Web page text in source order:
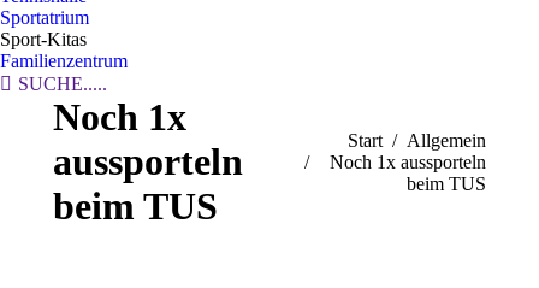
Sportatrium
Sport-Kitas
Familienzentrum
Search:
SUCHE.....
Noch 1x
aussporteln
beim TUS
Sie befinden sich hier:
Start
Allgemein
Noch 1x aussporteln
beim TUS